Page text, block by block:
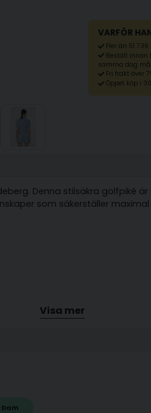
VARFÖR
Fler än 51
Beställ innan
samma dag
Fri frakt över
Öppet köp i
Denna stilsäkra golfpiké
som säkerställer
Visa mer
Dam